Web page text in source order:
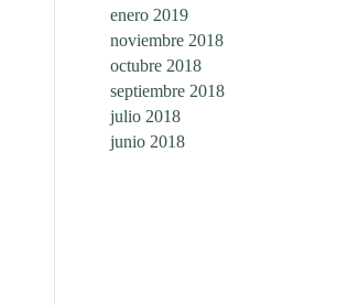
enero 2019
noviembre 2018
octubre 2018
septiembre 2018
julio 2018
junio 2018